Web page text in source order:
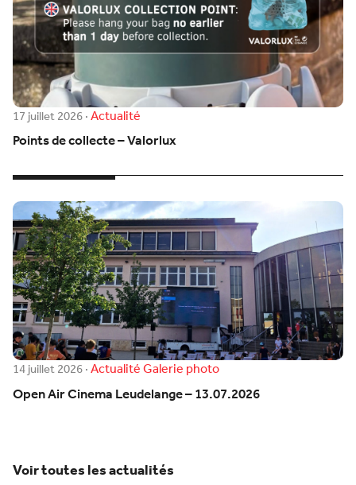
17 juillet 2026·Actualité
Points de collecte – Valorlux
14 juillet 2026·ActualitéGalerie photo
Open Air Cinema Leudelange – 13.07.2026
Voir toutes les actualités